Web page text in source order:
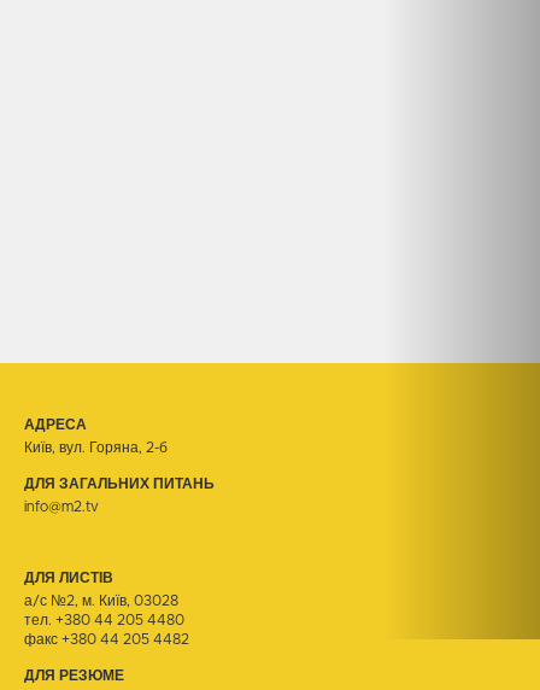
АДРЕСА
Київ, вул. Горяна, 2-б
ДЛЯ ЗАГАЛЬНИХ ПИТАНЬ
info@m2.tv
ДЛЯ ЛИСТІВ
а/с №2, м. Київ, 03028
тел. +380 44 205 4480
факс +380 44 205 4482
ДЛЯ РЕЗЮМЕ